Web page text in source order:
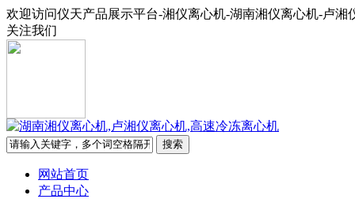
欢迎访问仪天产品展示平台-湘仪离心机-湖南湘仪离心机-卢湘
关注我们
网站首页
产品中心